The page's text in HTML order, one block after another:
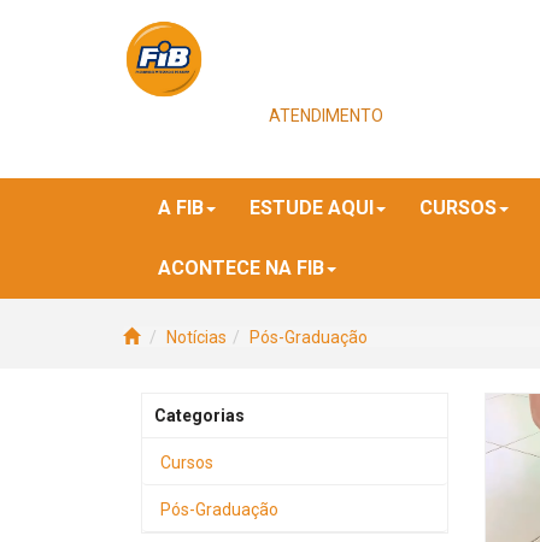
ATENDIMENTO
A FIB ESTUDE AQUI CURSOS
ACONTECE NA FIB
Notícias Pós-Graduação
Categorias
Cursos
Pós-Graduação